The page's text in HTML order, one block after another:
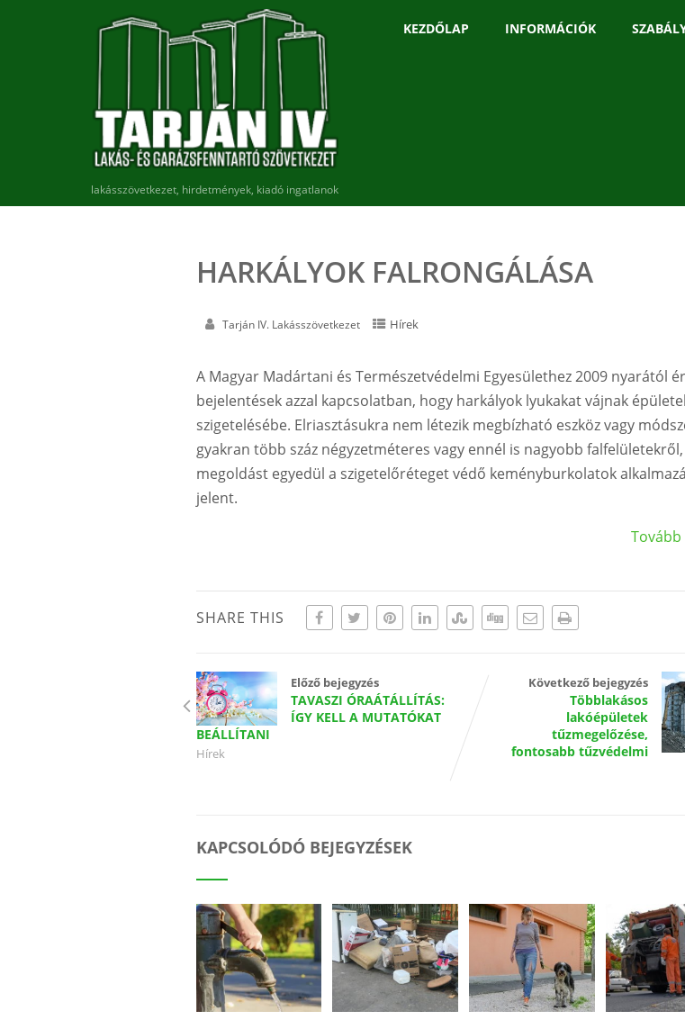
lakásszövetkezet, hirdetmények, kiadó ingatlanok
KEZDŐLAP INFORMÁCIÓK
HARKÁLYOK FALRONGÁLÁSA
Tarján IV. Lakásszövetkezet Hírek
A Magyar Madártani és Természetvédelmi Egyesülethez 2009 nyarától
bejelentések azzal kapcsolatban, hogy harkályok lyukakat vájnak
szigetelésébe. Elriasztásukra nem létezik megbízható eszköz vagy
gyakran több száz négyzetméteres vagy ennél is nagyobb falfelületekről,
megoldást egyedül a szigetelőréteget védő keményburkolatok
jelent.
SHARE THIS
Előző bejegyzés
TAVASZI ÓRAÁTÁLLÍTÁS:
ÍGY KELL A MUTATÓKAT
BEÁLLÍTANI
Hírek
Következő bejegyzés
Többlakásos
lakóépületek
tűzmegelőzése,
fontosabb tűzvédelmi
KAPCSOLÓDÓ BEJEGYZÉSEK